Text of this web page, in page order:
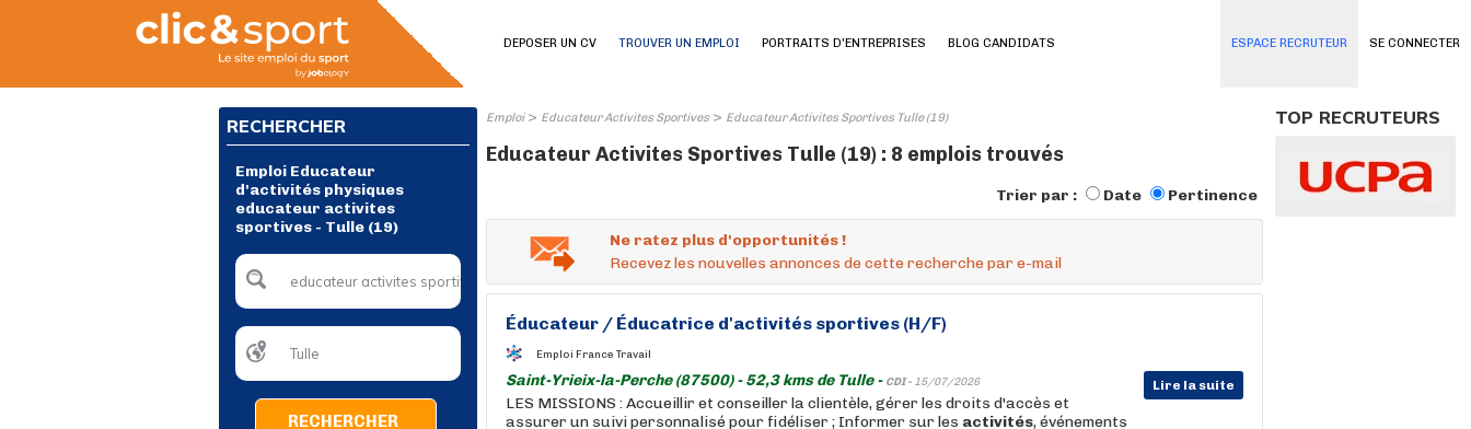
SE CONNECTER
DEPOSER UN CV TROUVER UN EMPLOI PORTRAITS D'ENTREPRISES BLOG CANDIDATS ESPACE RECRUTEUR
RECHERCHER
Emploi Educateur
d'activités physiques
educateur activites
sportives - Tulle (19)
RECHERCHER
Emploi> Educateur Activites Sportives> Educateur Activites Sportives Tulle (19)
Educateur Activites Sportives Tulle (19) : 8 emplois trouvés
Trier par : Date Pertinence
Ne ratez plus d'opportunités !
Recevez les nouvelles annonces de cette recherche par e-mail
Éducateur / Éducatrice d'activités sportives (H/F)
Emploi France Travail
Saint-Yrieix-la-Perche (87500) - 52,3 kms de Tulle - CDI - 15/07/2026 Lire la suite
LES MISSIONS : Accueillir et conseiller la clientèle, gérer les droits d'accès et
assurer un suivi personnalisé pour fidéliser ; Informer sur les activités, événements
TOP RECRUTEURS